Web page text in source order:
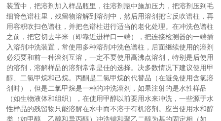
装置中，把溶剂加入样品瓶里，往溶剂瓶中施加压力，把溶剂压到毛
细管色谱柱里，残留物溶解到溶剂中，然后用溶剂把它反吹谱柱，再
用容积吹扫色谱柱，并把色谱柱进行适当的老化处理。在冲洗色谱柱
之前，把它切去半米（即靠近进样口一端），把连接检测器的一端插
入溶剂冲洗装置，常使用多种溶剂冲洗色谱柱，后面继续使用的溶剂
必须要和前一种溶剂互溶，一定不要使用高沸点溶剂，特别是后使用
的溶剂，溶解样品的溶剂常常是佳的选择。决多数情况下建议使用甲
醇、二氯甲烷和己烷。丙酮是二氯甲烷的代替品（在避免使用含氯溶
剂时），但是二氯甲烷是一种的冲洗溶剂，如果注射的是水性样品
（如生物液体和组织），在使用甲醇以前要用水来冲洗，一些源于水
性样品的残留物只能溶解在水中而不溶于有机溶剂。应当使用水和醇
类（如甲醇、乙醇和异丙醇）冲洗键和聚乙二醇为基的固定相（如